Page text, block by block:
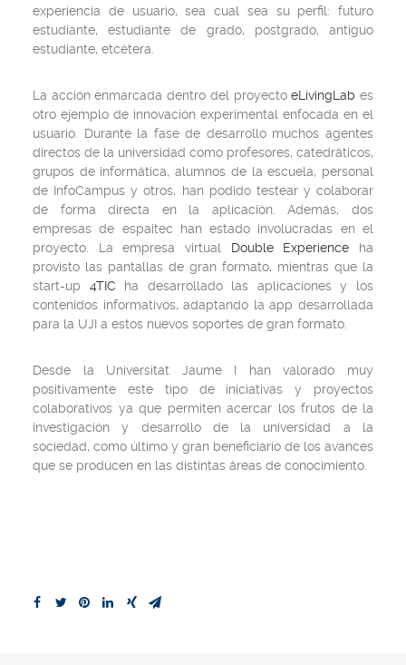
experiencia de usuario, sea cual sea su perfil: futuro
estudiante, estudiante de grado, postgrado, antiguo
estudiante, etcétera.
La acción enmarcada dentro del proyectoeLivingLab es
otro ejemplo de innovación experimental enfocada en el
usuario. Durante la fase de desarrollo muchos agentes
directos de la universidad como profesores, catedráticos,
grupos de informática, alumnos de la escuela, personal
de InfoCampus y otros, han podido testear y colaborar
de forma directa en la aplicación. Además, dos
empresas de espaitec han estado involucradas en el
proyecto. La empresa virtual Double Experience ha
provisto las pantallas de gran formato, mientras que la
start-up 4TIC ha desarrollado las aplicaciones y los
contenidos informativos, adaptando la app desarrollada
para la UJI a estos nuevos soportes de gran formato.
Desde la Universitat Jaume I han valorado muy
positivamente este tipo de iniciativas y proyectos
colaborativos ya que permiten acercar los frutos de la
investigación y desarrollo de la universidad a la
sociedad, como último y gran beneficiario de los avances
que se producen en las distintas áreas de conocimiento.